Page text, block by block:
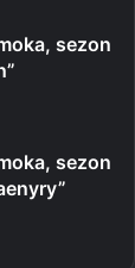
sezon
sezon